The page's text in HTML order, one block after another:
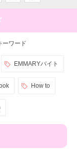
ーワード
EMMARYバイト
How to